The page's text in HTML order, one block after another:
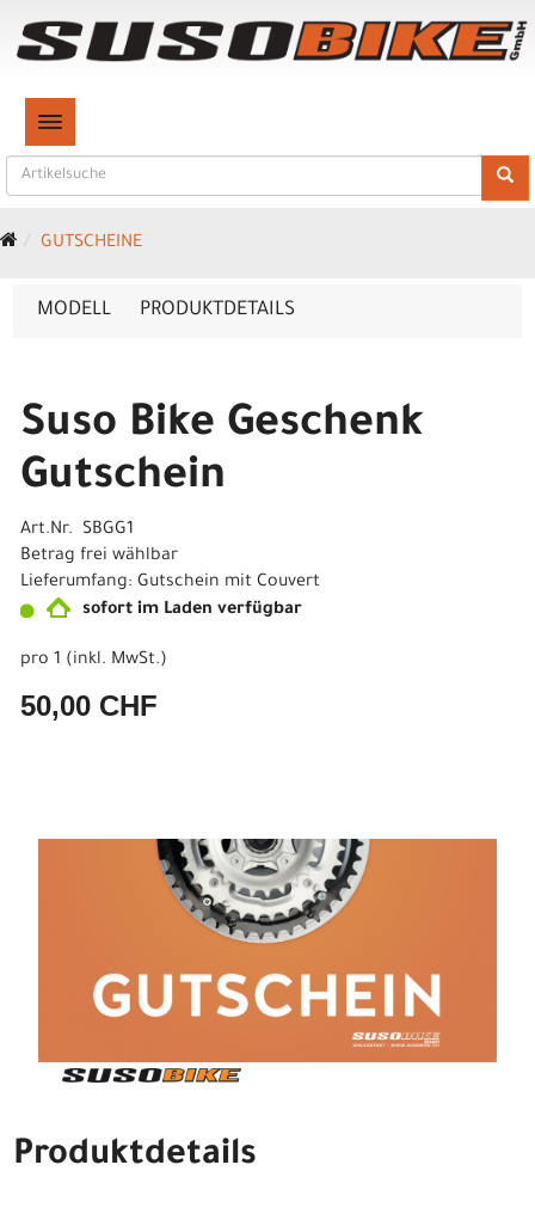
TOGGLE NAVIGATION
GUTSCHEINE
MODELL PRODUKTDETAILS
Suso Bike Geschenk
Gutschein
Art.Nr. SBGG1
Betrag frei wählbar
Lieferumfang: Gutschein mit Couvert
sofort im Laden verfügbar
pro 1 (inkl. MwSt.)
50,00 CHF
Produktdetails